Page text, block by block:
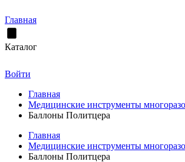
Главная
Каталог
Войти
Главная
Медицинские инструменты
Баллоны Политцера
Главная
Медицинские инструменты
Баллоны Политцера